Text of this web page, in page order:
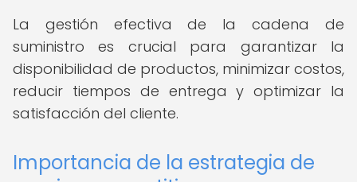
La gestión efectiva de la cadena de
suministro es crucial para garantizar la
disponibilidad de productos, minimizar costos,
reducir tiempos de entrega y optimizar la
satisfacción del cliente.
Importancia de la estrategia de